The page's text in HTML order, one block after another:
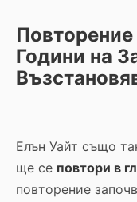
Години на
Елън Уайт също
ще се повтори в
повторение